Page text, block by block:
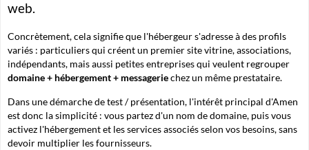
web.
Concrètement, cela signifie que l'hébergeur s'adresse à des profils
variés : particuliers qui créent un premier site vitrine, associations,
indépendants, mais aussi petites entreprises qui veulent regrouper
domaine + hébergement + messageriechez un même prestataire.
Dans une démarche de test / présentation, l'intérêt principal d'Amen
est donc lasimplicité : vous partez d'un nom de domaine, puis vous
activez l'hébergement et les services associés selon vos besoins, sans
devoir multiplier les fournisseurs.